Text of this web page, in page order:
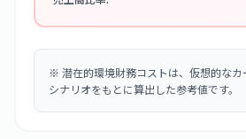
※ 潜在的環境財務コストは、仮想的な
シナリオをもとに算出した参考値です。